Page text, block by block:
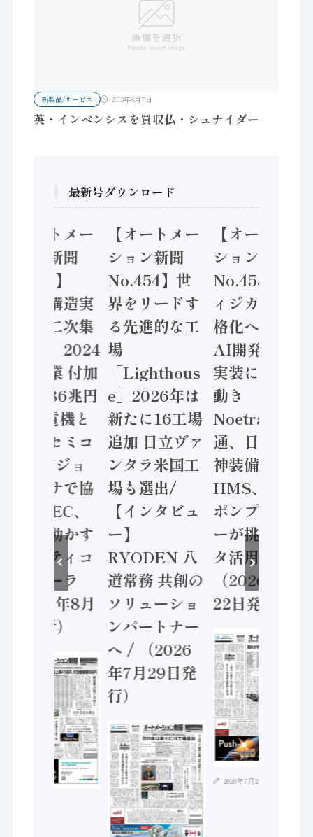
新製品/サービス 2013年8月7日
英・インベンシスを買収仏・シュナイダー
最新号ダウンロード
【オートメー
ション新聞
No.455】
「経済構造実
態調査二次集
計結果」2024
年製造業 付加
価値額86兆円
/ 三菱電機と
ソニーセミコ
ン AIビジョ
ンセンサで協
業 / IDEC、
安全に動かす
セーフティコ
ントローラ
（2026年8月
5日発行）
【オートメー
ション新聞
No.454】世
界をリードす
る先進的な工
場
「Lighthous
e」2026年は
新たに16工場
追加 日立ヴァ
ンタラ米国工
場も選出/
【インタビュ
ー】
RYODEN 八
道常務 共創の
ソリューショ
ンパートナー
へ / （2026
年7月29日発
行）
【オートメー
ション新聞
No.453】フ
ィジカルAI本
格化へ 国産
AI開発や社会
実装に活発な
動き
Noetra、富士
通、日立 / 兵
神装備 ×
HMS、老舗
ポンプメーカ
ーが挑むデー
タ活用 など
（2026年7月
22日発行）
2026年7月21日